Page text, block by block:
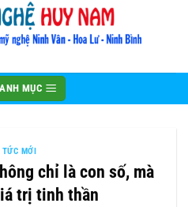
MỤC
MỚI
chỉ là con số, mà
trị tinh thần